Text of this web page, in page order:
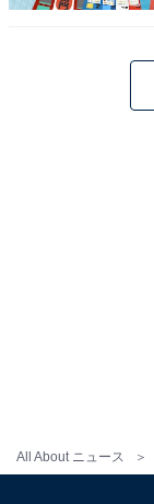
All About ニュース